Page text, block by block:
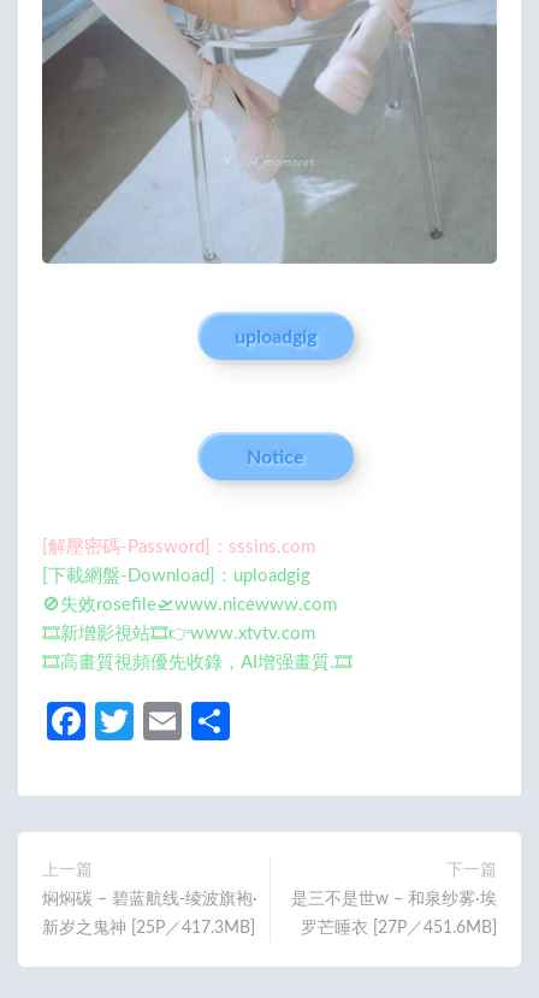
uploadgig
Notice
[解壓密碼-Password]：sssins.com
[下載網盤-Download]：uploadgig
🚫失效rosefile🛫www.nicewww.com
🎞️新增影視站🎞️👉www.xtvtv.com
🎞️高畫質視頻優先收錄，AI增强畫質.🎞️
Fa
b
o
o
k
T
itt
er
E
ail
上一篇
焖焖碳 – 碧蓝航线-绫波旗袍·
新岁之鬼神 [25P／417.3MB]
下一篇
是三不是世w – 和泉纱雾·埃
罗芒睡衣 [27P／451.6MB]